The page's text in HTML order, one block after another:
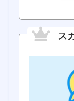
ス